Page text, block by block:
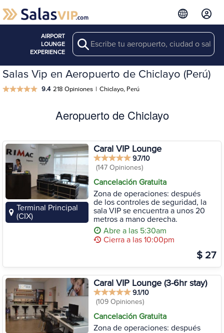
AIRPORT
LOUNGE
EXPERIENCE
Search
Salas Vip en Aeropuerto de Chiclayo (Perú)
9.4 218 Opiniones | Chiclayo, Perú
Aeropuerto de Chiclayo
Terminal Principal
(CIX)
Caral VIP Lounge
9.7/10
(147 Opiniones)
Cancelación Gratuita
Zona de operaciones: después
de los controles de seguridad, la
sala VIP se encuentra a unos 20
metros a mano derecha.
Abre a las 5:30am
Cierra a las 10:00pm
$ 27
Caral VIP Lounge (3-6hr stay)
9.1/10
(109 Opiniones)
Cancelación Gratuita
Zona de operaciones: después